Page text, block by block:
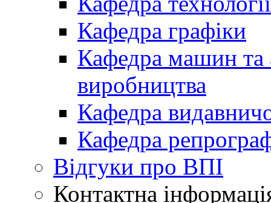
Кафедра графіки
Кафедра машин та
виробництва
Кафедра
Кафедра
Відгуки про ВПІ
Контактна